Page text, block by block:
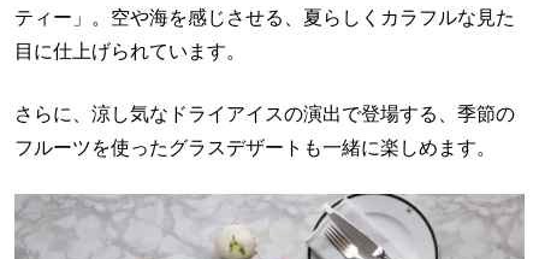
ティー」。空や海を感じさせる、夏らしくカラフルな見た
目に仕上げられています。
さらに、涼し気なドライアイスの演出で登場する、季節の
フルーツを使ったグラスデザートも一緒に楽しめます。